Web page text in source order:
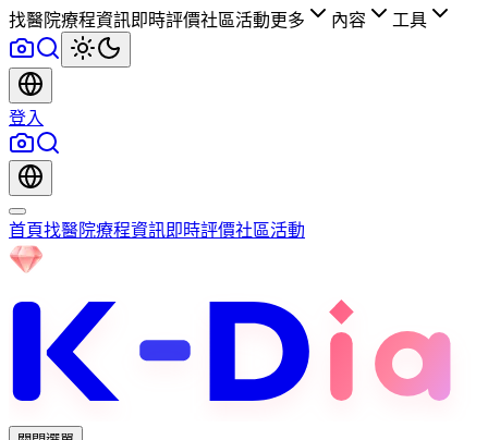
找醫院療程資訊即時評價社區活動更多 內容 工具
登入
首頁找醫院療程資訊即時評價社區活動